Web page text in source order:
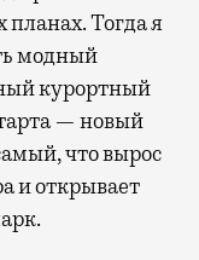
планах. Тогда я
модный
курортный
— новый
что вырос
и открывает